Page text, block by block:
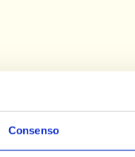
Consenso